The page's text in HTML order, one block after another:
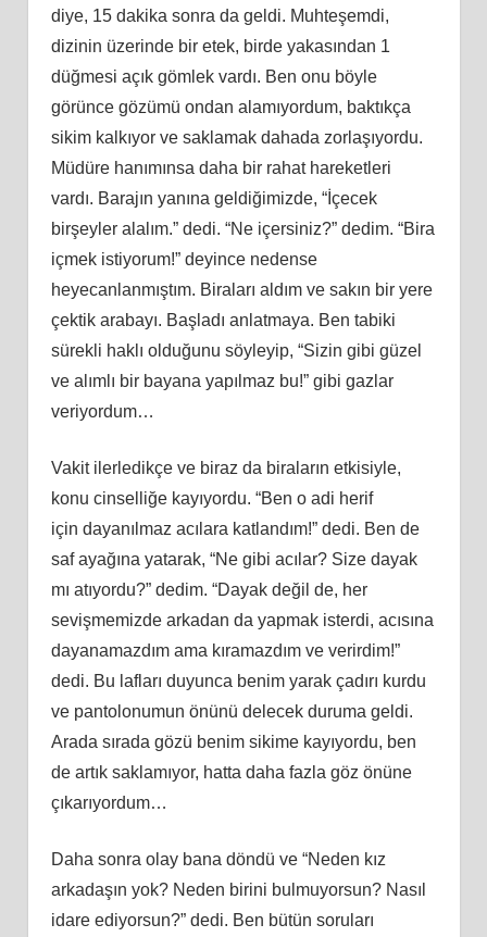
diye, 15 dakika sonra da geldi. Muhteşemdi,
dizinin üzerinde bir etek, birde yakasından 1
düğmesi açık gömlek vardı. Ben onu böyle
görünce gözümü ondan alamıyordum, baktıkça
sikim kalkıyor ve saklamak dahada zorlaşıyordu.
Müdüre hanımınsa daha bir rahat hareketleri
vardı. Barajın yanına geldiğimizde, “İçecek
birşeyler alal ım.” dedi. “Ne içersiniz?” dedim. “Bira
içmek istiyorum!” deyince nedense
heyecanlanmıştım. Biraları aldım ve sakın bir yere
çektik arabayı. Başladı anlatmaya. Ben tabiki
sürekli haklı olduğunu söyleyip, “Sizin gibi güzel
ve alımlı bir bayana yapılmaz bu!” gibi gazlar
veriyordum…
Vakit ilerledikçe ve biraz da biraların etkisiyle,
konu cinselliğe kayıyordu. “Ben o adi herif
için dayanılmaz acılara katlandım!” dedi. Ben de
saf ayağına yatarak, “Ne gibi acılar? Size dayak
mı atıyordu?” dedim. “Dayak değil de, her
sevişmemizde arkadan da yapmak isterdi, acısına
dayanamazdım ama kıramazdım ve verirdim!”
dedi. Bu lafları duyunca benim yarak çadırı kurdu
ve pantolonumun önünü delecek duruma geldi.
Arada sırada gözü benim sikime kayıyordu, ben
de artık saklamıyor, hatta daha fazla göz önüne
çıkarıyordum…
Daha sonra olay bana döndü ve “Neden kız
arkadaşın yok? Neden birini bulmuyorsun? Nasıl
idare ediyorsun?” dedi. Ben bütün soruları